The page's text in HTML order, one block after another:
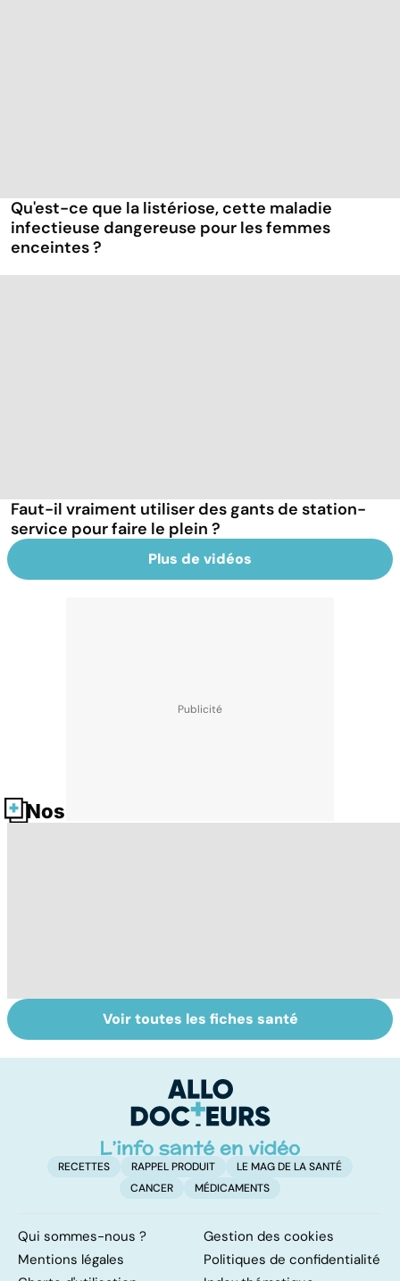
Qu'est-ce que la listériose, cette maladie
infectieuse dangereuse pour les femmes
enceintes ?
Faut-il vraiment utiliser des gants de station-
service pour faire le plein ?
Plus de vidéos
Nos fiches santé
Tout savoir sur
les infections
Inflammation des
amygdales : que
d'angine ?
Voir toutes les fiches santé
RECETTES RAPPEL PRODUIT
LE MAG DE LA SANTÉ
CANCER
MÉDICAMENTS
Qui sommes-nous ?
Gestion des cookies
Mentions légales
Politiques de confidentialité